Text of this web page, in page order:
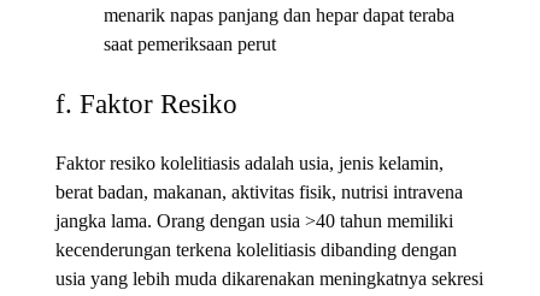
menarik napas panjang dan hepar dapat teraba
saat pemeriksaan perut
f. Faktor Resiko
Faktor resiko kolelitiasis adalah usia, jenis kelamin,
berat badan, makanan, aktivitas fisik, nutrisi intravena
jangka lama. Orang dengan usia >40 tahun memiliki
kecenderungan terkena kolelitiasis dibanding dengan
usia yang lebih muda dikarenakan meningkatnya sekresi